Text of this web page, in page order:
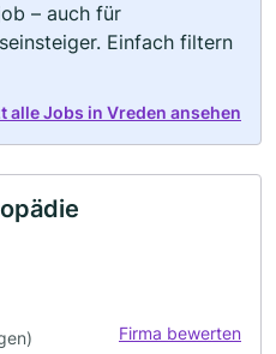
– auch für
Einfach filtern
alle Jobs in Vreden ansehen
Firma bewerten